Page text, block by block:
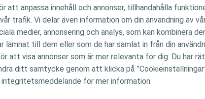
att anpassa innehåll och annonser, tillhandahålla
trafik. Vi delar även information om din användning av
medier, annonsering och analys, som kan kombinera
lämnat till dem eller som de har samlat in från din
att visa annonser som är mer relevanta för dig. Du har
ditt samtycke genom att klicka på
för mer information.
utan att ha någonstans att ta vägen eftersom personen i
han eller hon har påse och inte kontrollerar påsen tillräckligt
klump och trycker bort plattan från kroppen. När du tittar
massa med avföring, och plattan har nästan lossnat från
bruna sörjan gör det inte bättre!
Det sliter att